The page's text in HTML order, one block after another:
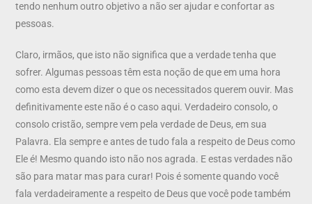
tendo nenhum outro objetivo a não ser ajudar e confortar as
pessoas.
Claro, irmãos, que isto não significa que a verdade tenha que
sofrer. Algumas pessoas têm esta noção de que em uma hora
como esta devem dizer o que os necessitados querem ouvir. Mas
definitivamente este não é o caso aqui. Verdadeiro consolo, o
consolo cristão, sempre vem pela verdade de Deus, em sua
Palavra. Ela sempre e antes de tudo fala a respeito de Deus como
Ele é! Mesmo quando isto não nos agrada. E estas verdades não
são para matar mas para curar! Pois é somente quando você
fala verdadeiramente a respeito de Deus que você pode também